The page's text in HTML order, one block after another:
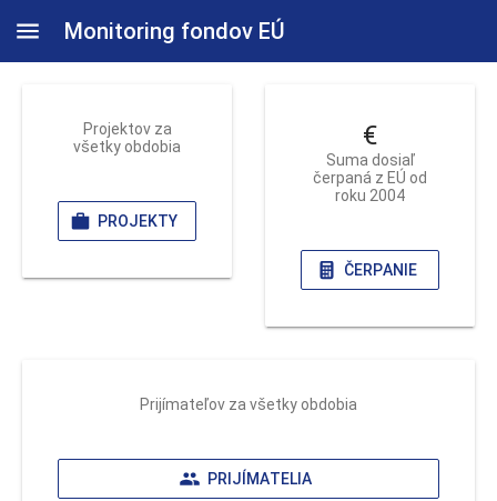
Monitoring fondov EÚ
Projektov za
všetky obdobia
PROJEKTY
€
Suma dosiaľ
čerpaná z EÚ od
roku 2004
ČERPANIE
Prijímateľov za všetky obdobia
PRIJÍMATELIA